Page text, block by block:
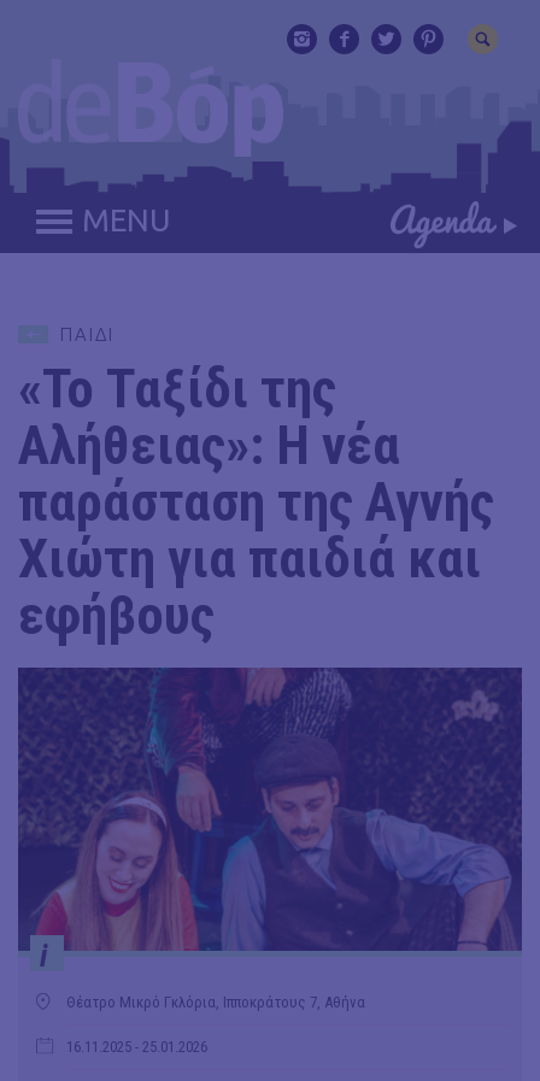
MENU
ΠΑΙΔΙ
«Το Ταξίδι της
Αλήθειας»: Η νέα
παράσταση της Αγνής
Χιώτη για παιδιά και
εφήβους
i
Θέατρο Μικρό Γκλόρια, Ιπποκράτους 7, Αθήνα
16.11.2025 - 25.01.2026